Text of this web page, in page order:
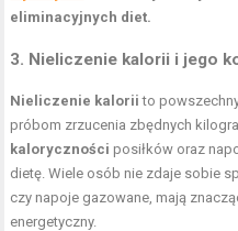
eliminacyjnych diet.
3. Nieliczenie kalorii i jego
Nieliczenie kalorii to
próbom zrzucenia zbędnych
kaloryczności posiłków oraz
dietę. Wiele osób nie zdaje sobie
czy napoje gazowane, mają
energetyczny.